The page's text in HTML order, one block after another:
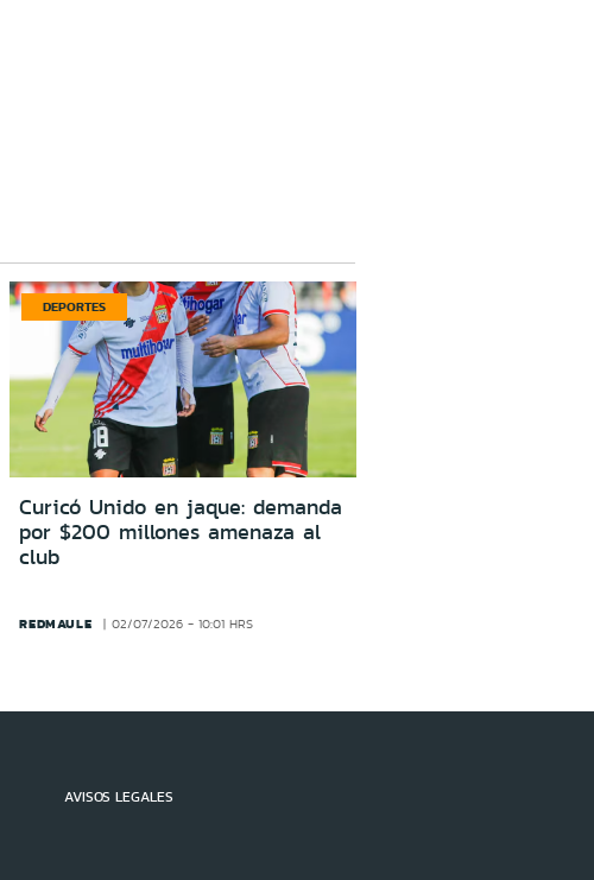
DEPORTES
Curicó Unido en jaque: demanda
por $200 millones amenaza al
club
REDMAULE 02/07/2026 - 10:01 HRS
AVISOS LEGALES